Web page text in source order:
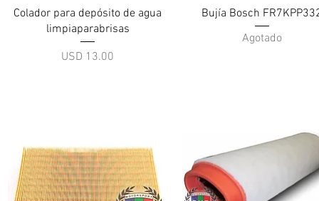
Vista rápida
Colador para depósito de agua
limpiaparabrisas
Precio
USD 13.00
Vista rápida
Bujía Bosch
Agotado